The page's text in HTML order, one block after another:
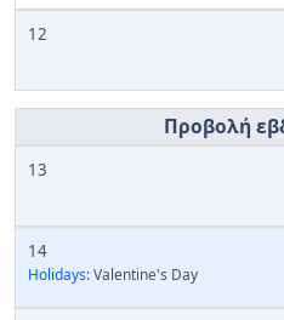
12
13
14
Holidays:Valentine's Day